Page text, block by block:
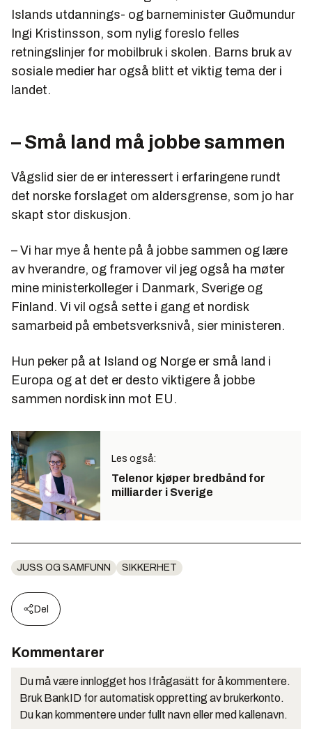
Islands utdannings- og barneminister Guðmundur
Ingi Kristinsson, som nylig foreslo felles
retningslinjer for mobilbruk i skolen. Barns bruk av
sosiale medier har også blitt et viktig tema der i
landet.
– Små land må jobbe sammen
Vågslid sier de er interessert i erfaringene rundt
det norske forslaget om aldersgrense, som jo har
skapt stor diskusjon.
– Vi har mye å hente på å jobbe sammen og lære
av hverandre, og framover vil jeg også ha møter
mine ministerkolleger i Danmark, Sverige og
Finland. Vi vil også sette i gang et nordisk
samarbeid på embetsverksnivå, sier ministeren.
Hun peker på at Island og Norge er små land i
Europa og at det er desto viktigere å jobbe
sammen nordisk inn mot EU.
Les også:
Telenor kjøper bredbånd for
milliarder i Sverige
JUSS OG SAMFUNN SIKKERHET
Del
Kommentarer
Du må være innlogget hos Ifrågasätt for å kommentere.
Bruk BankID for automatisk oppretting av brukerkonto.
Du kan kommentere under fullt navn eller med kallenavn.